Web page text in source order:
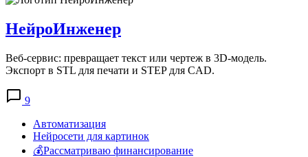
НейроИнженер
Веб-сервис: превращает текст или чертеж в 3D-модель.
Экспорт в STL для печати и STEP для CAD.
9
Автоматизация
Нейросети для картинок
💰Рассматриваю финансирование